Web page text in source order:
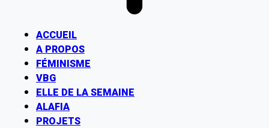
ACCUEIL
A PROPOS
FÉMINISME
VBG
ELLE DE LA SEMAINE
ALAFIA
PROJETS